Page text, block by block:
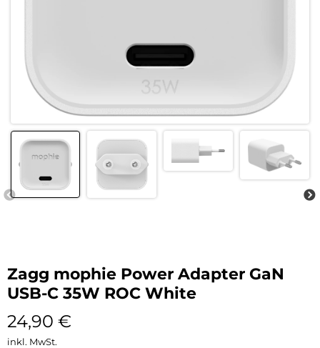
Zagg mophie Power Adapter GaN
USB-C 35W ROC White
24,90 €
inkl. MwSt.